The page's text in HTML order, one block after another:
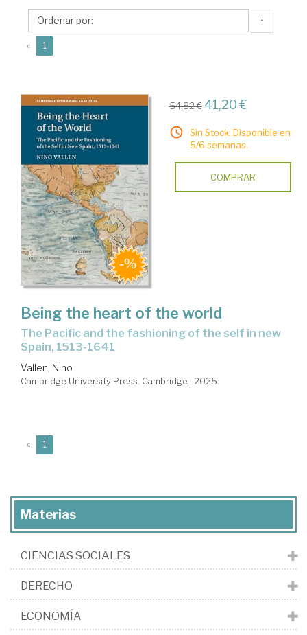
↑
« 1
54,82 € 41,20 €
Sin Stock. Disponible en
5/6 semanas.
COMPRAR
Being the heart of the world
the Pacific and the fashioning of the self in new
Spain, 1513-1641
Vallen, Nino
Cambridge University Press. Cambridge , 2025
« 1
Materias
CIENCIAS SOCIALES
DERECHO
ECONOMÍA